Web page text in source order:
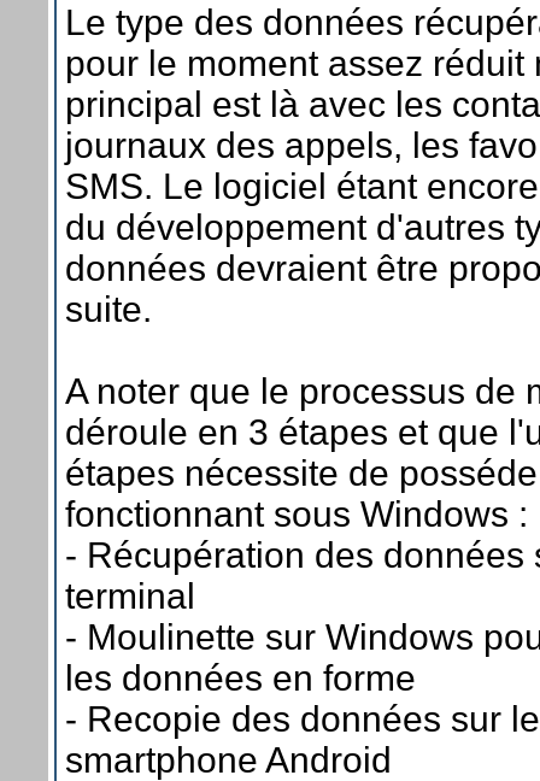
Le type des données
pour le moment assez réduit
principal est là avec les
journaux des appels, les
SMS. Le logiciel étant
du développement d'autres
données devraient être
suite.
A noter que le processus de
déroule en 3 étapes et que
étapes nécessite de
fonctionnant sous Windows :
- Récupération des données
terminal
- Moulinette sur Windows
les données en forme
- Recopie des données sur le
smartphone Android